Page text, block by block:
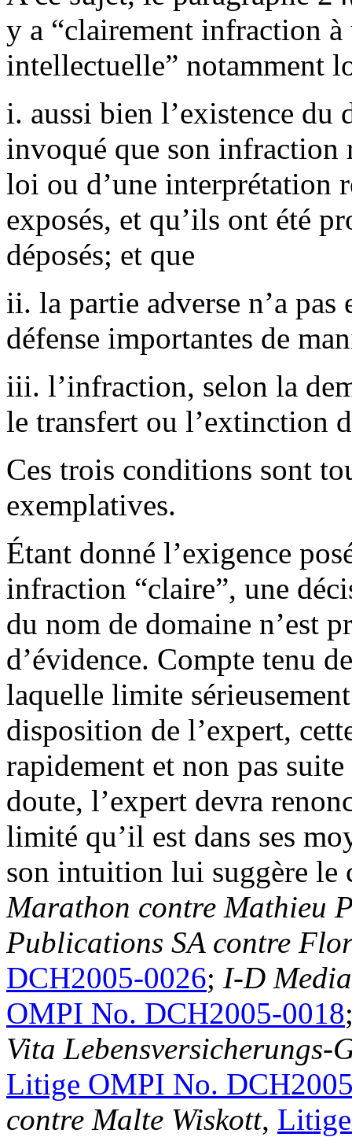
y a “clairement infraction
intellectuelle” notamment
i. aussi bien l’existence
invoqué que son infraction
loi ou d’une interprétation
exposés, et qu’ils ont été
déposés; et que
ii. la partie adverse n’a pas
défense importantes de
iii. l’infraction, selon la
le transfert ou l’extinction
Ces trois conditions sont
exemplatives.
Étant donné l’exigence
infraction “claire”, une
du nom de domaine n’est
d’évidence. Compte tenu
laquelle limite
disposition de l’expert,
rapidement et non pas
doute, l’expert devra
limité qu’il est dans ses
son intuition lui suggère
Marathon contre Mathieu
Publications SA contre
DCH2005-0026; I-D
OMPI No. DCH2005-0018
Vita
Litige OMPI No.
contre Malte Wiskott,